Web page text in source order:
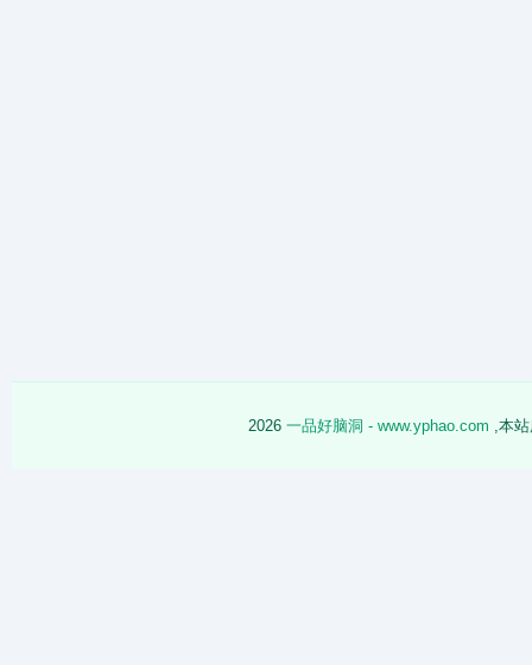
2026 一品好脑洞 - www.yphao.com ,本